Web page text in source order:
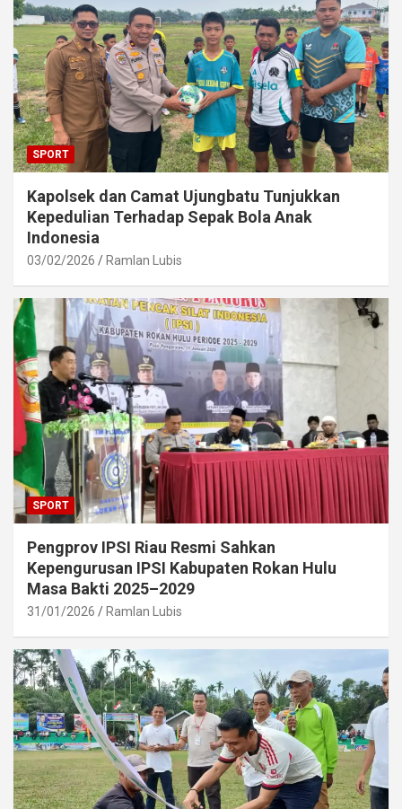
SPORT
Kapolsek dan Camat Ujungbatu Tunjukkan
Kepedulian Terhadap Sepak Bola Anak
Indonesia
03/02/2026 Ramlan Lubis
SPORT
Pengprov IPSI Riau Resmi Sahkan
Kepengurusan IPSI Kabupaten Rokan Hulu
Masa Bakti 2025–2029
31/01/2026 Ramlan Lubis